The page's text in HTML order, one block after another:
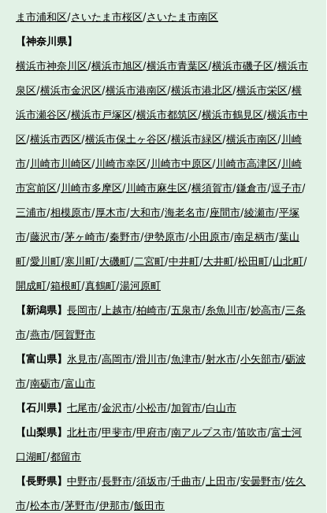
ま市浦和区/さいたま市桜区/さいたま市南区
【神奈川県】
横浜市神奈川区/横浜市旭区/横浜市青葉区/横浜市磯子区/横浜市
泉区/横浜市金沢区/横浜市港南区/横浜市港北区/横浜市栄区/横
浜市瀬谷区/横浜市戸塚区/横浜市都筑区/横浜市鶴見区/横浜市中
区/横浜市西区/横浜市保土ヶ谷区/横浜市緑区/横浜市南区/川崎
市/川崎市川崎区/川崎市幸区/川崎市中原区/川崎市高津区/川崎
市宮前区/川崎市多摩区/川崎市麻生区/横須賀市/鎌倉市/逗子市/
三浦市/相模原市/厚木市/大和市/海老名市/座間市/綾瀬市/平塚
市/藤沢市/茅ヶ崎市/秦野市/伊勢原市/小田原市/南足柄市/葉山
町/愛川町/寒川町/大磯町/二宮町/中井町/大井町/松田町/山北町/
開成町/箱根町/真鶴町/湯河原町
【新潟県】 長岡市/ 上越市/柏崎市/五泉市/糸魚川市/妙高市/三条
市/燕市/阿賀野市
【富山県】 氷見市/高岡市/滑川市/魚津市/射水市/小矢部市/砺波
市/南砺市/富山市
【石川県】 七尾市/金沢市/小松市/加賀市/白山市
【山梨県】 北杜市/甲斐市/甲府市/南アルプス市/笛吹市/富士河
口湖町/都留市
【長野県】 中野市/長野市/須坂市/千曲市/ 上田市/安曇野市/佐久
市/松本市/茅野市/伊那市/飯田市